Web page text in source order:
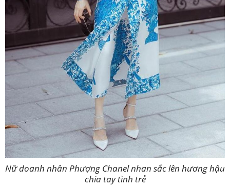
Nữ doanh nhân Phượng Chanel nhan sắc lên hương hậu
chia tay tình trẻ